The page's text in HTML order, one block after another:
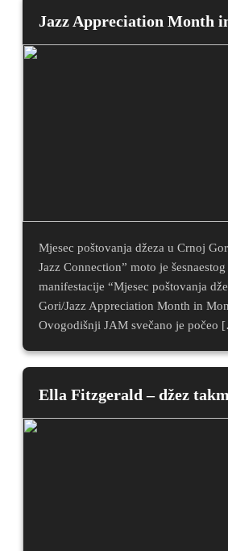
Jazz Appreciation Month
Mjesec poštovanja džeza u Crnoj
Jazz Connection” moto je
manifestacije “Mjesec poštovanja
Gori/Jazz Appreciation Month in
Ovogodišnji JAM svečano je počeo
Ella Fitzgerald – džez